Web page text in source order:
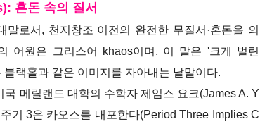
혼돈 속의 질서
로서, 천지창조 이전의 완전한 무질서·혼돈을 의
어원은 그리스어 khaos이며, 이 말은 '크게 벌린
랙홀과 같은 이미지를 자아내는 낱말이다.
메릴랜드 대학의 수학자 제임스 요크(James A. Y
기 3은 카오스를 내포한다(Period Three Implies C